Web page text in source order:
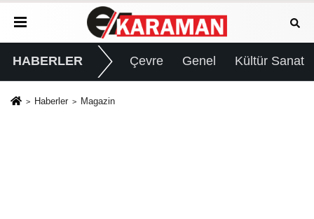
HABERLER Çevre Genel Kültür Sanat
Haberler Magazin